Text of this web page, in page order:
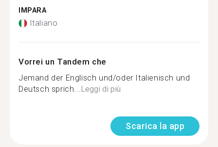
IMPARA
Italiano
Vorrei un Tandem che
Jemand der Englisch und/oder Italienisch und
Deutsch sprich...Leggi di più
Scarica la app